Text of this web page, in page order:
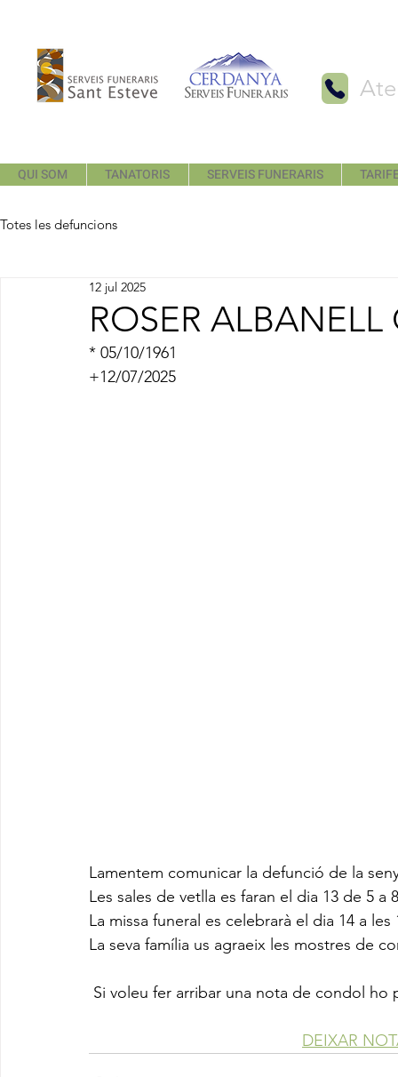
QUI SOM TANATORIS SERVEIS FUNERARIS
Totes les defuncions
ROSER ALBANELL
12 jul 2025
* 05/10/1961
+12/07/2025
Lamentem comunicar la defunció de la
Les sales de vetlla es faran el dia 13 de 5
La missa funeral es celebrarà el dia 14 a
La seva família us agraeix les mostres de
Si voleu fer arribar una nota de condol
DEIXAR